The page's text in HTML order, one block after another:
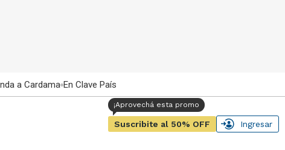
a Cardama En Clave País
Suscribite al 50% OFF Ingresar